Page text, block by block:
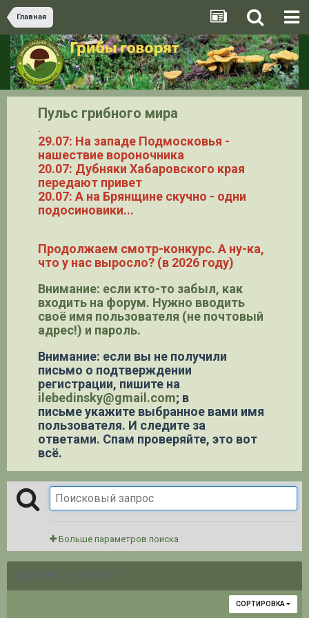
Главная
Пульс грибного мира
.
29.07: На западе Подмосковья -
нашествие вороночника
20.07: Дубняки Хабаровского края
передают привет
20.07: А на Брянщине скучно - одни
подосиновики...
Продолжаем смотр-конкурс. А ну-ка,
что у нас выросло? (в 2026 году)
Внимание: если кто-то забыл, как
входить на форум. Нужно вводить
своё имя пользователя (не почтовый
адрес!) и пароль.
Внимание: если вы не получили
письмо о подтверждении
регистрации, пишите на
ilebedinsky@gmail.com; в
письме укажите выбранное вами имя
пользователя. И следите за
ответами. Спам проверяйте, это вот
всё.
Больше параметров поиска
НАЙДЕНО 1 РЕЗУЛЬТАТ
СОРТИРОВКА